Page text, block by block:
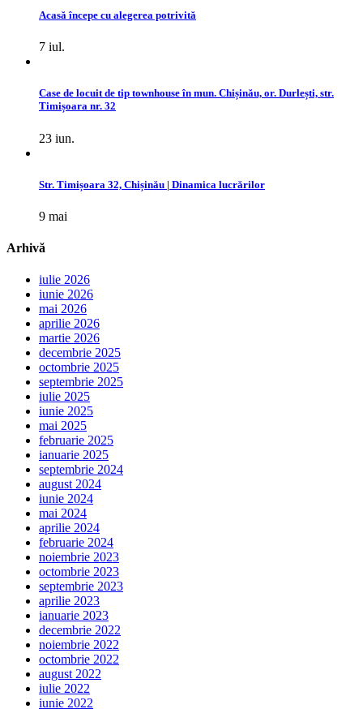
Acasă începe cu alegerea potrivită
7 iul.
Case de locuit de tip townhouse în mun. Chișinău, or. Durlești, str.
Timișoara nr. 32
23 iun.
Str. Timișoara 32, Chișinău | Dinamica lucrărilor
9 mai
Arhivă
iulie 2026
iunie 2026
mai 2026
aprilie 2026
martie 2026
decembrie 2025
octombrie 2025
septembrie 2025
iulie 2025
iunie 2025
mai 2025
februarie 2025
ianuarie 2025
septembrie 2024
august 2024
iunie 2024
mai 2024
aprilie 2024
februarie 2024
noiembrie 2023
octombrie 2023
septembrie 2023
aprilie 2023
ianuarie 2023
decembrie 2022
noiembrie 2022
octombrie 2022
august 2022
iulie 2022
iunie 2022